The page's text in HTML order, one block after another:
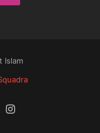
Islam
Instagram